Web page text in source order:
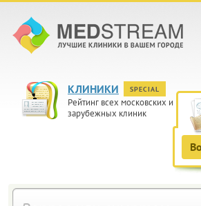
КЛИНИКИ SPECIAL
Рейтинг всех московских и
зарубежных клиник